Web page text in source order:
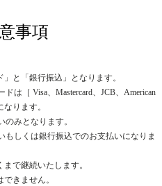
事項
と「銀行振込」となります。
は［ Visa、Mastercard、JCB、American
なります。
みとなります。
もしくは銀行振込でのお支払いになりま
で継続いたします。
きません。